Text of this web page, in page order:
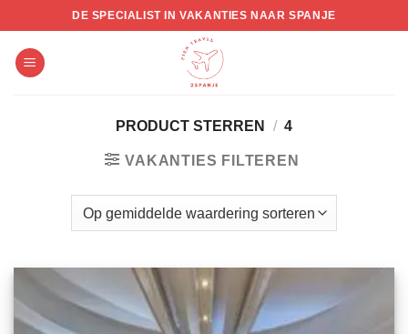
to
content
DE SPECIALIST IN VAKANTIES NAAR SPANJE
PRODUCT STERREN / 4
VAKANTIES FILTEREN